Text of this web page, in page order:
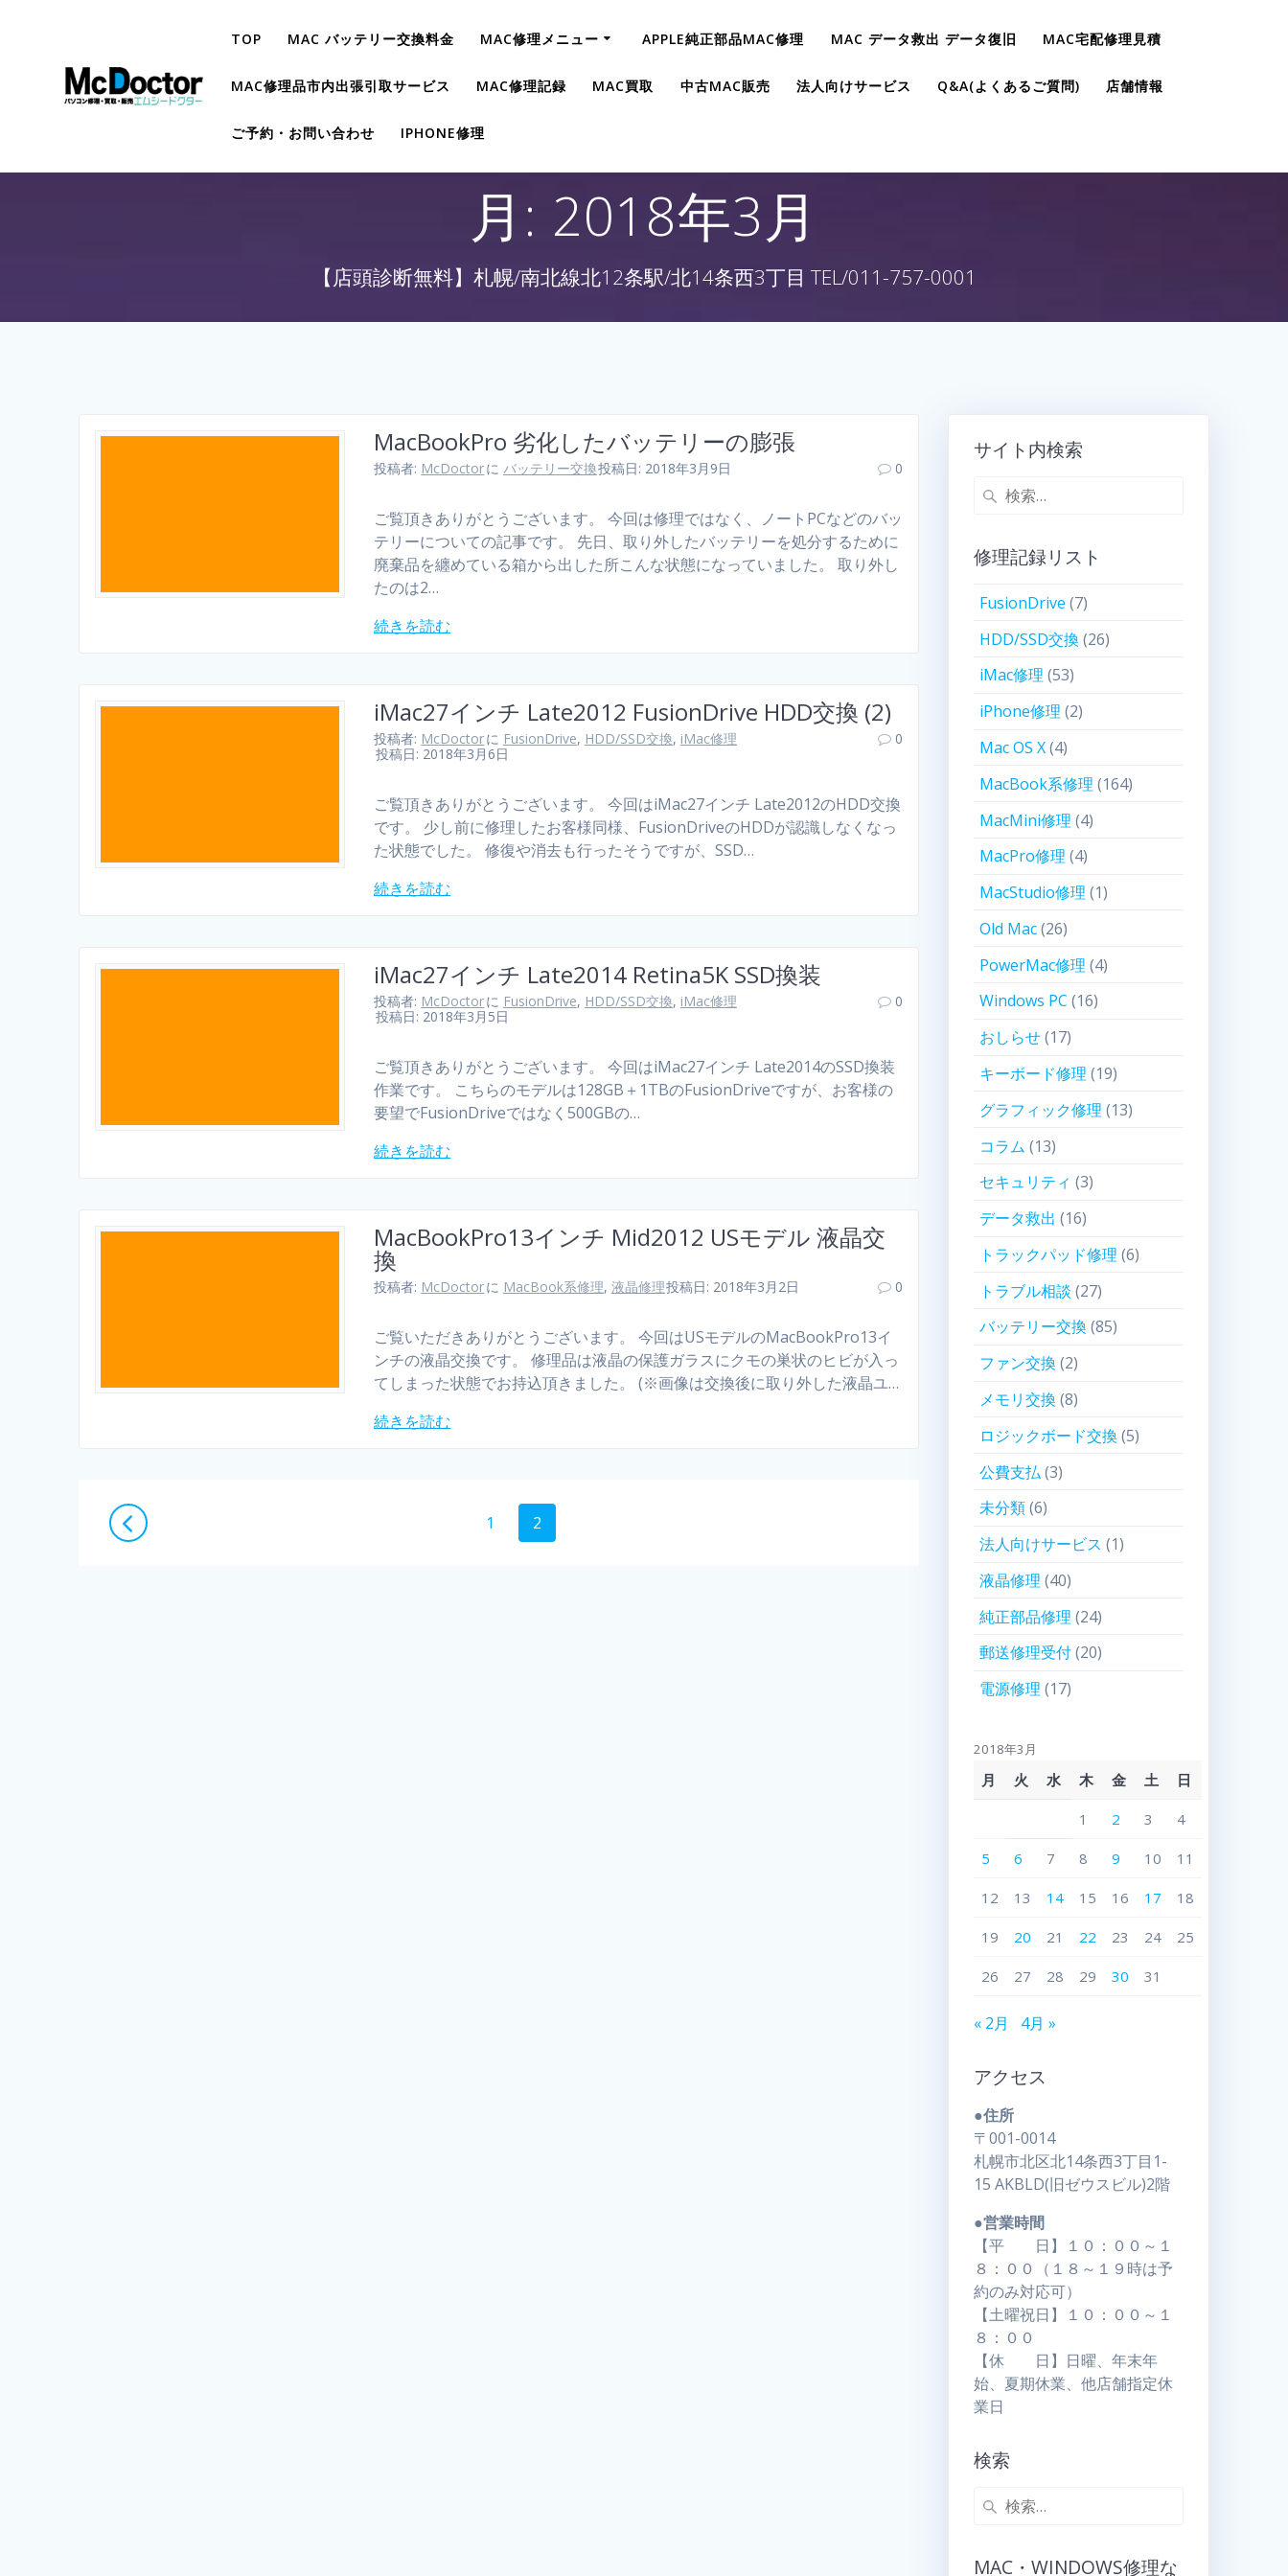
TOP MAC バッテリー交換料金 MAC修理メニュー APPLE純正部品MAC修理 MAC データ救出 データ復旧 MAC宅配修理見積
MAC修理品市内出張引取サービス MAC修理記録 MAC買取 中古MAC販売 法人向けサービス Q&A(よくあるご質問) 店舗情報
ご予約・お問い合わせ IPHONE修理
月: 2018年3月
【店頭診断無料】札幌/南北線北12条駅/北14条西3丁目 TEL/011-757-0001
MacBookPro 劣化したバッテリーの膨張
投稿者: McDoctorに バッテリー交換投稿日: 2018年3月9日 0
ご覧頂きありがとうございます。 今回は修理ではなく、ノートPCなどのバッ
テリーについての記事です。 先日、取り外したバッテリーを処分するために
廃棄品を纏めている箱から出した所こんな状態になっていました。 取り外し
たのは2…
続きを読む
iMac27インチ Late2012 FusionDrive HDD交換 (2)
投稿者: McDoctorに FusionDrive, HDD/SSD交換, iMac修理
投稿日: 2018年3月6日
0
ご覧頂きありがとうございます。 今回はiMac27インチ Late2012のHDD交換
です。 少し前に修理したお客様同様、FusionDriveのHDDが認識しなくなっ
た状態でした。 修復や消去も行ったそうですが、SSD…
続きを読む
iMac27インチ Late2014 Retina5K SSD換装
投稿者: McDoctorに FusionDrive, HDD/SSD交換, iMac修理
投稿日: 2018年3月5日
0
ご覧頂きありがとうございます。 今回はiMac27インチ Late2014のSSD換装
作業です。 こちらのモデルは128GB＋1TBのFusionDriveですが、お客様の
要望でFusionDriveではなく500GBの…
続きを読む
MacBookPro13インチ Mid2012 USモデル 液晶交
換
投稿者: McDoctorに MacBook系修理, 液晶修理投稿日: 2018年3月2日 0
ご覧いただきありがとうございます。 今回はUSモデルのMacBookPro13イ
ンチの液晶交換です。 修理品は液晶の保護ガラスにクモの巣状のヒビが入っ
てしまった状態でお持込頂きました。 (※画像は交換後に取り外した液晶ユ…
続きを読む
1 2
サイト内検索
修理記録リスト
FusionDrive (7)
HDD/SSD交換 (26)
iMac修理 (53)
iPhone修理 (2)
Mac OS X(4)
MacBook系修理 (164)
MacMini修理 (4)
MacPro修理 (4)
MacStudio修理 (1)
Old Mac(26)
PowerMac修理 (4)
Windows PC (16)
おしらせ(17)
キーボード修理 (19)
グラフィック修理 (13)
コラム (13)
セキュリティ (3)
データ救出 (16)
トラックパッド修理 (6)
トラブル相談 (27)
バッテリー交換 (85)
ファン交換 (2)
メモリ交換 (8)
ロジックボード交換 (5)
公費支払(3)
未分類(6)
法人向けサービス (1)
液晶修理 (40)
純正部品修理 (24)
郵送修理受付(20)
電源修理 (17)
2018年3月
月 火 水 木 金 土 日
1 2 3 4
5 6 7 8 9 10 11
12 13 14 15 16 17 18
19 20 21 22 23 24 25
26 27 28 29 30 31
« 2月 4月 »
アクセス
●住所
〒001-0014
札幌市北区北14条西3丁目1-
15 AKBLD(旧ゼウスビル)2階
●営業時間
【平 日】１０：００～１
８：００（１８～１９時は予
約のみ対応可）
【土曜祝日】１０：００～１
８：００
【休 日】日曜、年末年
始、夏期休業、他店舗指定休
業日
検索
MAC・WINDOWS修理な